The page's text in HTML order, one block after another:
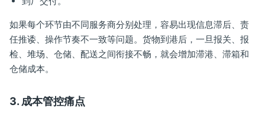
如果每个环节由不同服务商分别处理，容易出现信息滞后、责
任推诿、操作节奏不一致等问题。货物到港后，一旦报关、报
检、堆场、仓储、配送之间衔接不畅，就会增加滞港、滞箱和
仓储成本。
3. 成本管控痛点